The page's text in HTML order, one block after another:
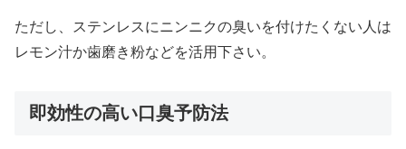
ただし、ステンレスにニンニクの臭いを付けたくない人は
レモン汁か歯磨き粉などを活用下さい。
即効性の高い口臭予防法